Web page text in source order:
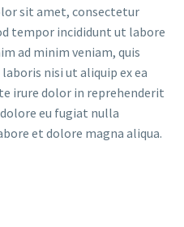
sit amet, consectetur
tempor incididunt ut labore
ad minim veniam, quis
nisi ut aliquip ex ea
irure dolor in reprehenderit
eu fugiat nulla
et dolore magna aliqua.